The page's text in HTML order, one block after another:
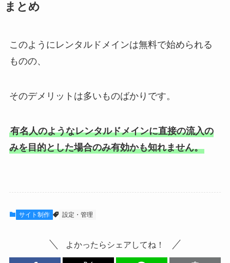
まとめ
このようにレンタルドメインは無料で始められる
ものの、
そのデメリットは多いものばかりです。
有名人のようなレンタルドメインに直接の流入の
みを目的とした場合のみ有効かも知れません。
サイト制作 設定・管理
よかったらシェアしてね！